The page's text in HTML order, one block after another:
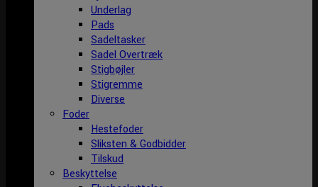
Underlag
Pads
Sadeltasker
Sadel Overtræk
Stigbøjler
Stigremme
Diverse
Foder
Hestefoder
Sliksten & Godbidder
Tilskud
Beskyttelse